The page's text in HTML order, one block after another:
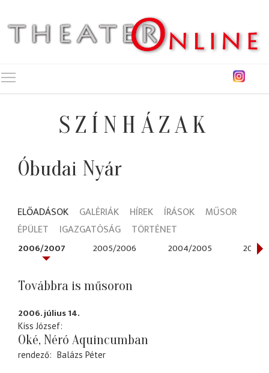
SZÍNHÁZAK
Óbudai Nyár
ELŐADÁSOK GALÉRIÁK HÍREK ÍRÁSOK
MŰSOR
ÉPÜLET
IGAZGATÓSÁG TÖRTÉNET
2006/2007 2005/2006 2004/2005 2003/
Továbbra is műsoron
2006. július 14.
Kiss József
Oké, Néró Aquincumban
rendező Balázs Péter